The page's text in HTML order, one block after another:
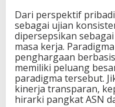
Dari perspektif
sebagai ujian
dipersepsikan
masa kerja.
penghargaan
memiliki peluang
paradigma tersebut.
kinerja transparan,
hirarki pangkat ASN